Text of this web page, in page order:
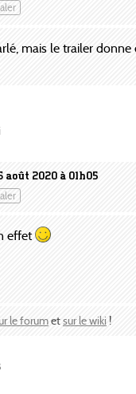
mais le trailer
août 2020 à 01h05
effet
le forumetsur le wiki!